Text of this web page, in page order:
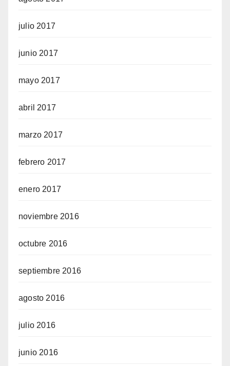
julio 2017
junio 2017
mayo 2017
abril 2017
marzo 2017
febrero 2017
enero 2017
noviembre 2016
octubre 2016
septiembre 2016
agosto 2016
julio 2016
junio 2016